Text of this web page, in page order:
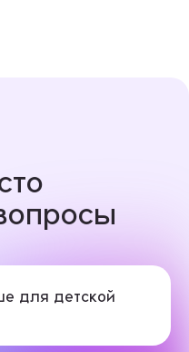
для детской
материалы — МДФ,